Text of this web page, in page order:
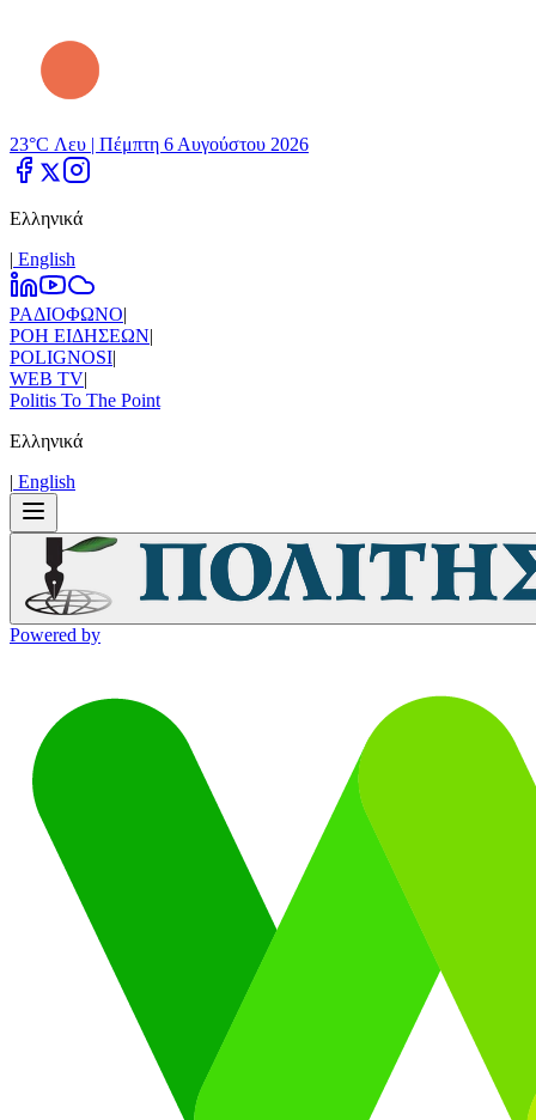
23°C Λευ | Πέμπτη 6 Αυγούστου 2026
Ελληνικά
| Εnglish
ΡΑΔΙΟΦΩΝΟ|
ΡΟΗ ΕΙΔΗΣΕΩΝ|
POLIGNOSI|
WEB TV|
Politis To The Point
Ελληνικά
| Εnglish
Powered by